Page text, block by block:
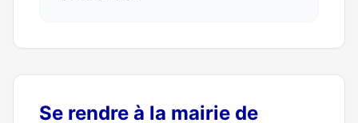
Se rendre à la mairie de